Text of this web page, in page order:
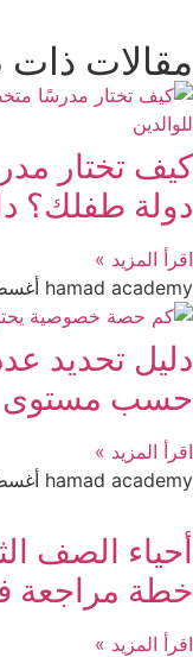
مقالات
كيف تختار
دولة طفلك؟
اقرأ المزيد »
hamad academy أغسطس
دليل تحديد
حسب مستوى
اقرأ المزيد »
hamad academy أغسطس
أحياء الصف
خطة مراجعة
اقرأ المزيد »